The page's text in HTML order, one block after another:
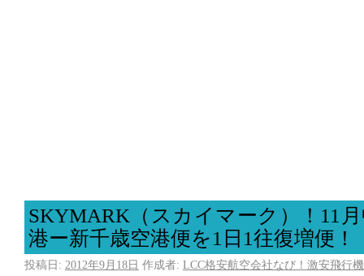
SKYMARK（スカイマーク）！11
港ー新千歳空港便を1日1往復増便！
投稿日: 2012年9月18日 作成者: LCC格安航空会社なび！激安飛行